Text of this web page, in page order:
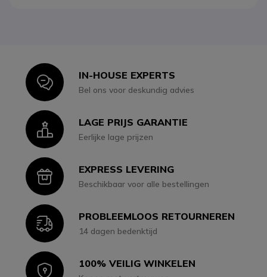
IconIN-HOUSE EXPERTS
Bel ons voor deskundig advies
IconLAGE PRIJS GARANTIE
Eerlijke lage prijzen
IconEXPRESS LEVERING
Beschikbaar voor alle bestellingen
IconPROBLEEMLOOS RETOURNEREN
14 dagen bedenktijd
Icon100% VEILIG WINKELEN